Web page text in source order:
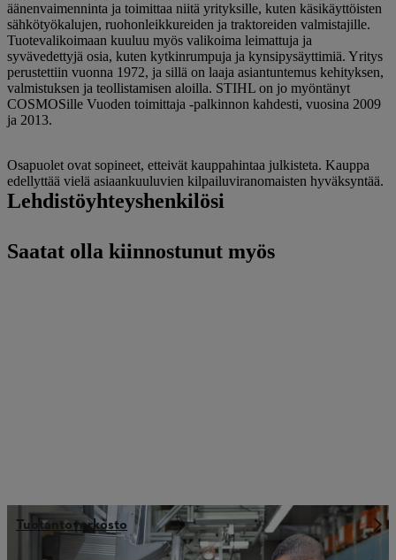
äänenvaimenninta ja toimittaa niitä yrityksille, kuten käsikäyttöisten
sähkötyökalujen, ruohonleikkureiden ja traktoreiden valmistajille.
Tuotevalikoimaan kuuluu myös valikoima leimattuja ja
syvävedettyjä osia, kuten kytkinrumpuja ja kynsipysäyttimiä. Yritys
perustettiin vuonna 1972, ja sillä on laaja asiantuntemus kehityksen,
valmistuksen ja teollistamisen aloilla. STIHL on jo myöntänyt
COSMOSille Vuoden toimittaja -palkinnon kahdesti, vuosina 2009
ja 2013.
Osapuolet ovat sopineet, etteivät kauppahintaa julkisteta. Kauppa
edellyttää vielä asiaankuuluvien kilpailuviranomaisten hyväksyntää.
Lehdistöyhteyshenkilösi
Saatat olla kiinnostunut myös
Tuotantoverkosto